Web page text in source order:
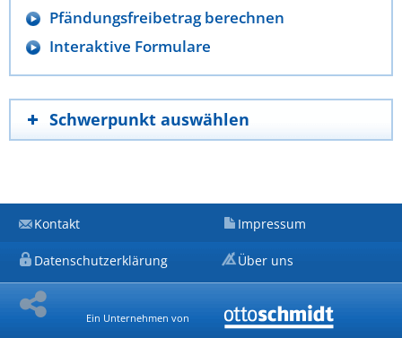
Pfändungsfreibetrag berechnen
Interaktive Formulare
Schwerpunkt auswählen
Kontakt Impressum
Datenschutzerklärung Über uns
Ein Unternehmen von